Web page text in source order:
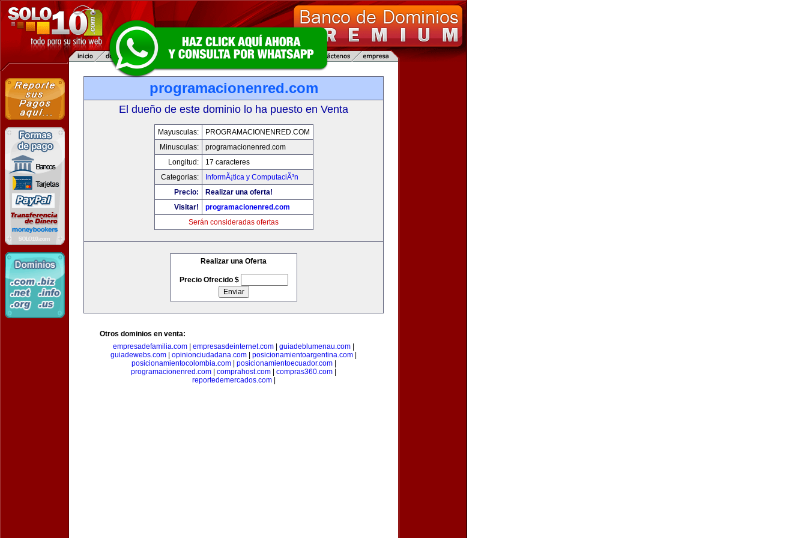
programacionenred.com
El dueño de este dominio lo ha puesto en Venta
Mayusculas:
PROGRAMACIONENRED.COM
Minusculas:
programacionenred.com
Longitud:
17 caracteres
Categorias:
InformÃ¡tica y ComputaciÃ³n
Precio:
Realizar una oferta!
Visitar!
programacionenred.com
Serán consideradas ofertas
Realizar una Oferta
Precio Ofrecido $
Otros dominios en venta:
empresadefamilia.com
empresasdeinternet.com guiadeblumenau.com
guiadewebs.com
opinionciudadana.com posicionamientoargentina.com
posicionamientocolombia.com| posicionamientoecuador.com|
programacionenred.com
comprahost.com compras360.com
reportedemercados.com|